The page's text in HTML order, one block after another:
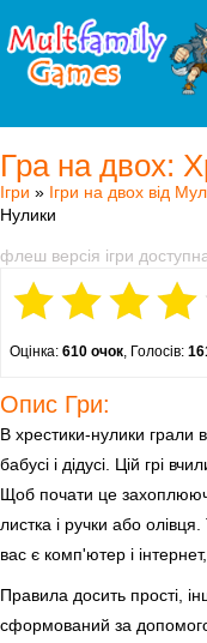
Гра на двох:
Ігри » Ігри на двох від
Нулики
флеш версія ігри
Оцінка: 610 очок, Голосів:
Опис Гри:
В хрестики-нулики грали
бабусі і дідусі. Цій грі
Щоб почати це
листка і ручки або
вас є комп'ютер і
Правила досить прості,
сформований за